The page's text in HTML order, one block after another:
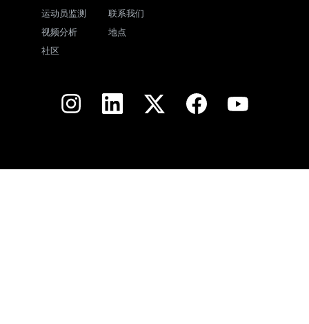
运动员监测
视频分析
社区
联系我们
地点